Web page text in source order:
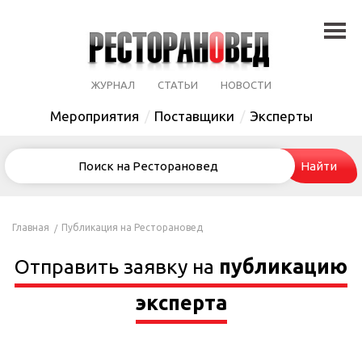
ЖУРНАЛ СТАТЬИ НОВОСТИ
Мероприятия Поставщики Эксперты
Главная Публикация на Ресторановед
Отправить заявку на публикацию
эксперта